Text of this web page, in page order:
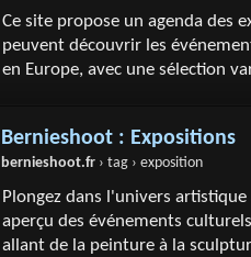
Ce site propose un agenda des
peuvent découvrir les
en Europe, avec une sélection
Bernieshoot : Expositions
bernieshoot.fr › tag › exposition
Plongez dans l'univers
aperçu des événements
allant de la peinture à la